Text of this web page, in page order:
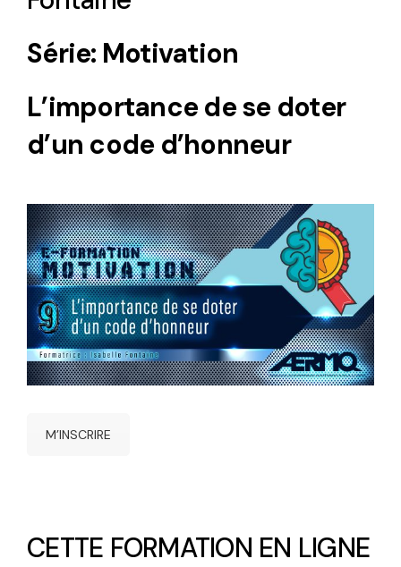
Série: Motivation
L’importance de se doter
d’un code d’honneur
M’INSCRIRE
CETTE FORMATION EN LIGNE